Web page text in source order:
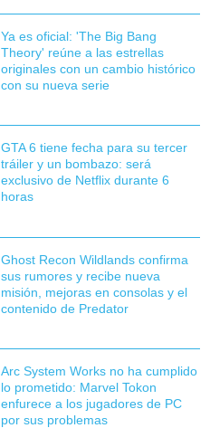
Ya es oficial: 'The Big Bang
Theory' reúne a las estrellas
originales con un cambio histórico
con su nueva serie
GTA 6 tiene fecha para su tercer
tráiler y un bombazo: será
exclusivo de Netflix durante 6
horas
Ghost Recon Wildlands confirma
sus rumores y recibe nueva
misión, mejoras en consolas y el
contenido de Predator
Arc System Works no ha cumplido
lo prometido: Marvel Tokon
enfurece a los jugadores de PC
por sus problemas